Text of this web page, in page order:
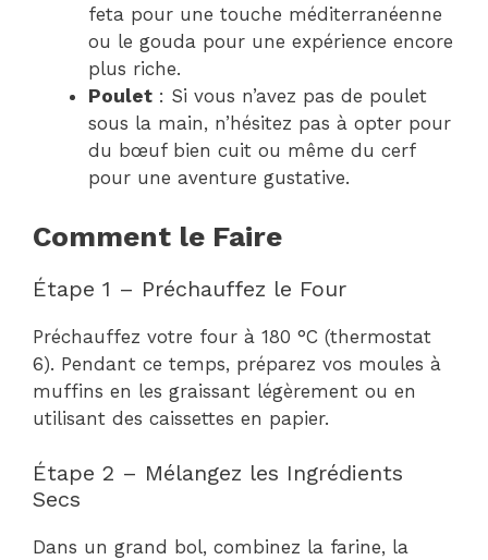
feta pour une touche méditerranéenne
ou le gouda pour une expérience encore
plus riche.
Poulet : Si vous n’avez pas de poulet
sous la main, n’hésitez pas à opter pour
du bœuf bien cuit ou même du cerf
pour une aventure gustative.
Comment le Faire
Étape 1 – Préchauffez le Four
Préchauffez votre four à 180 °C (thermostat
6). Pendant ce temps, préparez vos moules à
muffins en les graissant légèrement ou en
utilisant des caissettes en papier.
Étape 2 – Mélangez les Ingrédients
Secs
Dans un grand bol, combinez la farine, la